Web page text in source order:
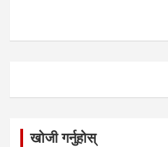
खोजी गर्नुहोस्